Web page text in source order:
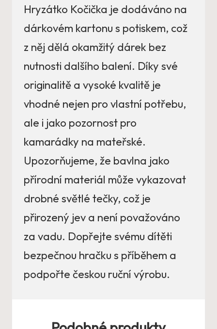
Hryzátko Kočička je dodáváno na
dárkovém kartonu s potiskem, což
z něj dělá okamžitý dárek bez
nutnosti dalšího balení. Díky své
originalitě a vysoké kvalitě je
vhodné nejen pro vlastní potřebu,
ale i jako pozornost pro
kamarádky na mateřské.
Upozorňujeme, že bavlna jako
přírodní materiál může vykazovat
drobné světlé tečky, což je
přirozený jev a není považováno
za vadu. Dopřejte svému dítěti
bezpečnou hračku s příběhem a
podpořte českou ruční výrobu.